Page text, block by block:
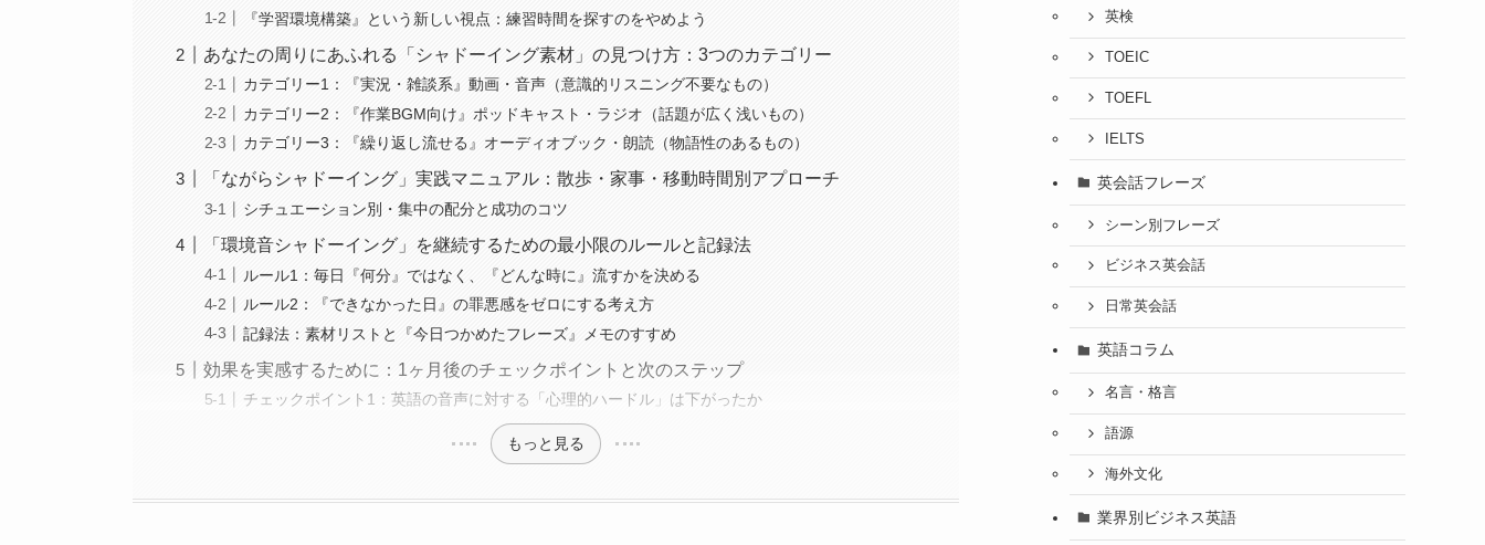
『学習環境構築』という新しい視点：練習時間を探すのをやめよう
あなたの周りにあふれる「シャドーイング素材」の見つけ方：3つのカテゴリー
カテゴリー1：『実況・雑談系』動画・音声（意識的リスニング不要なもの）
カテゴリー2：『作業BGM向け』ポッドキャスト・ラジオ（話題が広く浅いもの）
カテゴリー3：『繰り返し流せる』オーディオブック・朗読（物語性のあるもの）
「ながらシャドーイング」実践マニュアル：散歩・家事・移動時間別アプローチ
シチュエーション別・集中の配分と成功のコツ
「環境音シャドーイング」を継続するための最小限のルールと記録法
ルール1：毎日『何分』ではなく、『どんな時に』流すかを決める
ルール2：『できなかった日』の罪悪感をゼロにする考え方
記録法：素材リストと『今日つかめたフレーズ』メモのすすめ
効果を実感するために：1ヶ月後のチェックポイントと次のステップ
チェックポイント1：英語の音声に対する「心理的ハードル」は下がったか
もっと見る
英検
TOEIC
TOEFL
IELTS
英会話フレーズ
シーン別フレーズ
ビジネス英会話
日常英会話
英語コラム
名言・格言
語源
海外文化
業界別ビジネス英語